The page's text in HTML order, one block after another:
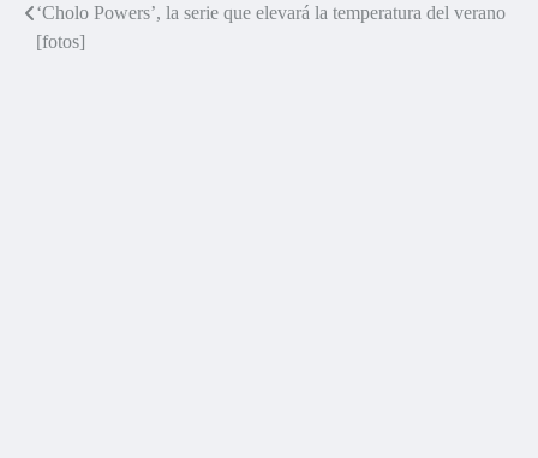
Navegación
‘Cholo Powers’, la serie que elevará la temperatura del verano
[fotos]